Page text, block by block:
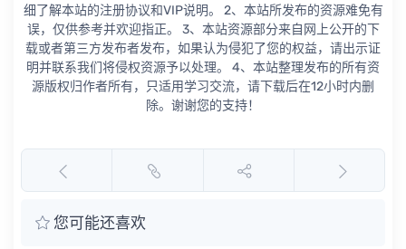
细了解本站的注册协议和VIP说明。 2、本站所发布的资源难免有
误，仅供参考并欢迎指正。 3、本站资源部分来自网上公开的下
载或者第三方发布者发布，如果认为侵犯了您的权益，请出示证
明并联系我们将侵权资源予以处理。 4、本站整理发布的所有资
源版权归作者所有，只适用学习交流，请下载后在12小时内删
除。谢谢您的支持！
您可能还喜欢